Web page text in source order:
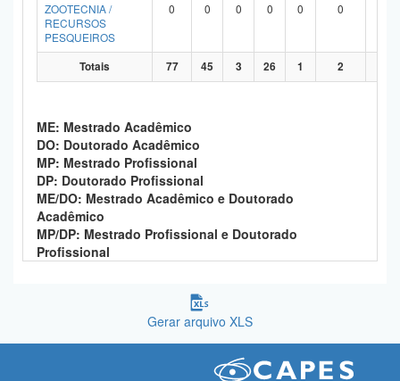
ZOOTECNIA /
RECURSOS
PESQUEIROS
0 0 0 0 0 0
Totais 77 45 3 26 1 2
ME: Mestrado Acadêmico
DO: Doutorado Acadêmico
MP: Mestrado Profissional
DP: Doutorado Profissional
ME/DO: Mestrado Acadêmico e Doutorado
Acadêmico
MP/DP: Mestrado Profissional e Doutorado
Profissional
Gerar arquivo XLS